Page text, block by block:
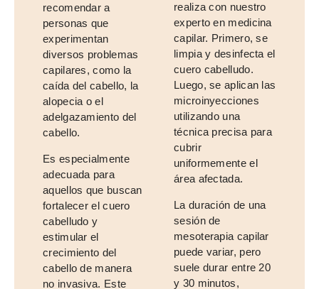
recomendar a
personas que
experimentan
diversos problemas
capilares, como la
caída del cabello, la
alopecia o el
adelgazamiento del
cabello.
Es especialmente
adecuada para
aquellos que buscan
fortalecer el cuero
cabelludo y
estimular el
crecimiento del
cabello de manera
no invasiva. Este
realiza con nuestro
experto en medicina
capilar. Primero, se
limpia y desinfecta el
cuero cabelludo.
Luego, se aplican las
microinyecciones
utilizando una
técnica precisa para
cubrir
uniformemente el
área afectada.
La duración de una
sesión de
mesoterapia capilar
puede variar, pero
suele durar entre 20
y 30 minutos,